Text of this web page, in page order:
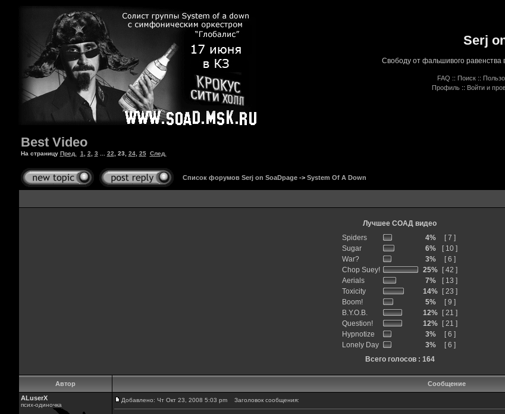
Serj
Свободу от фальшивого равенства
FAQ :: Поиск ::
Профиль :: Войти и
Best Video
На страницу Пред. 1 2 3 22 23 24, 25 След.
Список форумов Serj on SoaDpage-> System Of A Down
Лучшее СОАД видео
Spiders
4%
[ 7 ]
Sugar
6%
[ 10 ]
War?
3%
[ 6 ]
Chop Suey!
25%
[ 42 ]
Aerials
7%
[ 13 ]
Toxicity
14%
[ 23 ]
Boom!
5%
[ 9 ]
B.Y.O.B.
12%
[ 21 ]
Question!
12%
[ 21 ]
Hypnotize
3%
[ 6 ]
Lonely Day
3%
[ 6 ]
Всего голосов : 164
Автор
Сообщение
ALuserX
псих-одиночка
Добавлено: Чт Окт 23, 2008 5:03 pm Заголовок сообщения: